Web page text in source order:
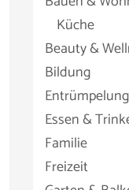
Küche
Beauty &
Bildung
Entrümpelung
Essen &
Familie
Freizeit